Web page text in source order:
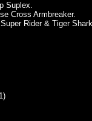
Suplex.
Cross Armbreaker.
Rider & Tiger Shark